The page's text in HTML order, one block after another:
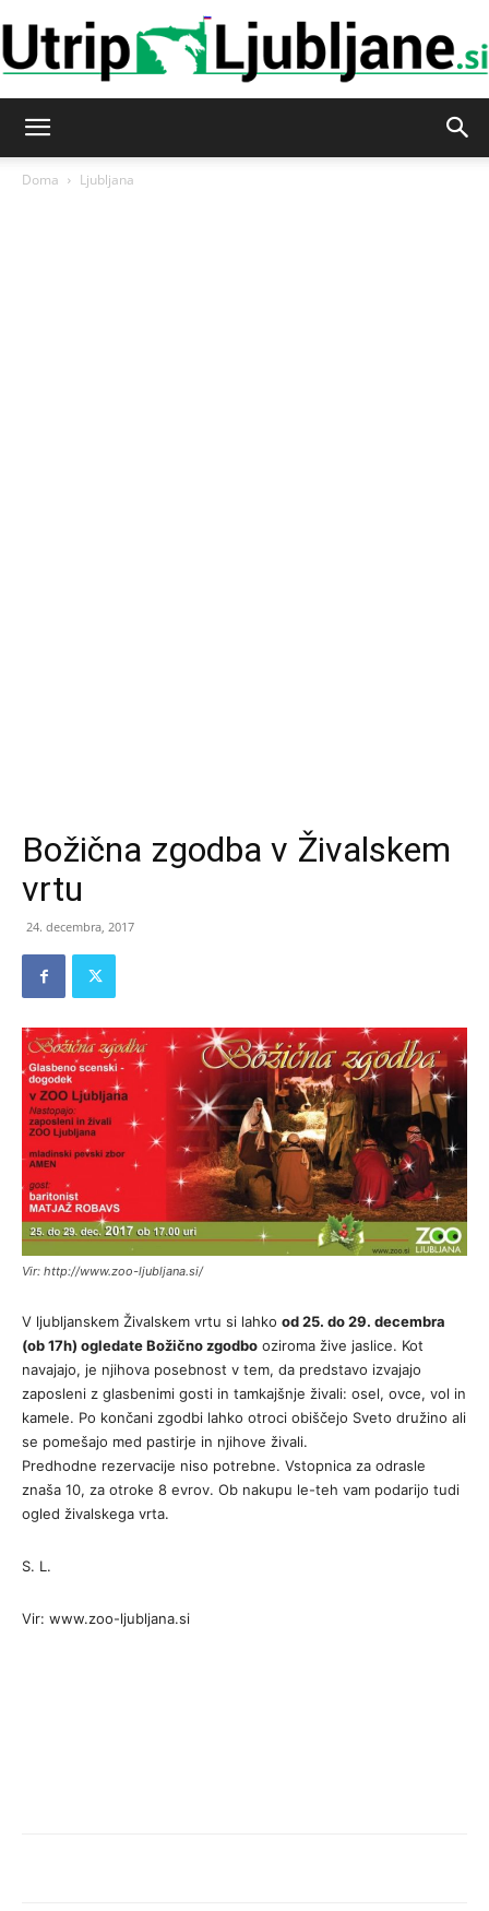
Doma Ljubljana
Božična zgodba v Živalskem
vrtu
24. decembra, 2017
Vir: http://www.zoo-ljubljana.si/
V ljubljanskem Živalskem vrtu si lahko od 25. do 29. decembra
(ob 17h) ogledate Božično zgodbo oziroma žive jaslice. Kot
navajajo, je njihova posebnost v tem, da predstavo izvajajo
zaposleni z glasbenimi gosti in tamkajšnje živali: osel, ovce, vol in
kamele. Po končani zgodbi lahko otroci obiščejo Sveto družino ali
se pomešajo med pastirje in njihove živali.
Predhodne rezervacije niso potrebne. Vstopnica za odrasle
znaša 10, za otroke 8 evrov. Ob nakupu le-teh vam podarijo tudi
ogled živalskega vrta.
S. L.
Vir: www.zoo-ljubljana.si